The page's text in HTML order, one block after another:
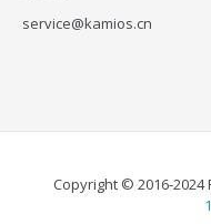
service@kamios.cn
Copyright © 2016-2024